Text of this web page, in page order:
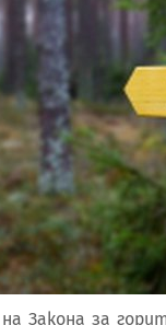
Закона за